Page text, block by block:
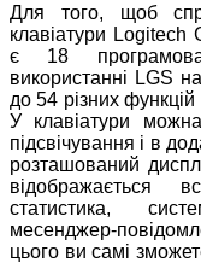
Для того, щоб
клавіатури Logitech
є 18
використанні LGS
до 54 різних
У клавіатури
підсвічування і в
розташований
відображається
статистика,
месенджер-
цього ви самі